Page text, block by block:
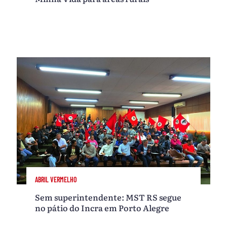
ABRIL VERMELHO
Sem superintendente: MST RS segue
no pátio do Incra em Porto Alegre